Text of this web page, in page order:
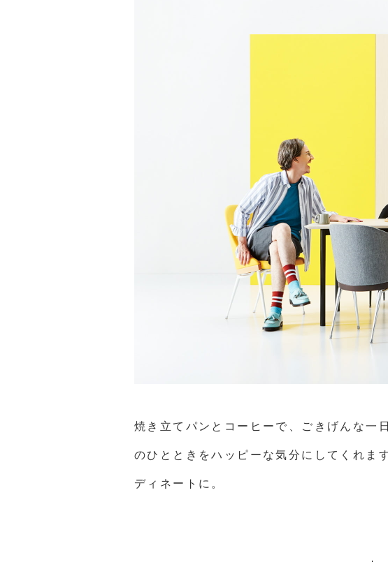
焼き立てパンとコーヒーで、ごきげんな一
のひとときをハッピーな気分にしてくれま
ディネートに。